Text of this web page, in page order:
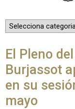
El Pleno
Burjassot
en su
mayo